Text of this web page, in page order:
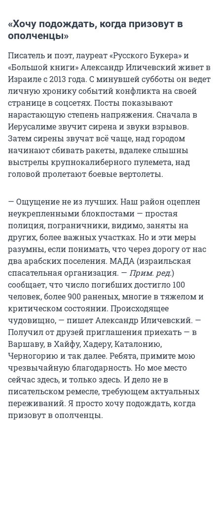
«Хочу подождать, когда призовут в
ополченцы»
Писатель и поэт, лауреат «Русского Букера» и
«Большой книги» Александр Иличевский живет в
Израиле с 2013 года. С минувшей субботы он ведет
личную хронику событий конфликта на своей
странице в соцсетях. Посты показывают
нарастающую степень напряжения. Сначала в
Иерусалиме звучит сирена и звуки взрывов.
Затем сирены звучат всё чаще, над городом
начинают сбивать ракеты, вдалеке слышны
выстрелы крупнокалиберного пулемета, над
головой пролетают боевые вертолеты.
— Ощущение не из лучших. Наш район оцеплен
неукрепленными блокпостами — простая
полиция, пограничники, видимо, заняты на
других, более важных участках. Но и эти меры
разумны, если понимать, что через дорогу от нас
два арабских поселения. МАДА (израильская
спасательная организация. — Прим. ред.)
сообщает, что число погибших достигло 100
человек, более 900 раненых, многие в тяжелом и
критическом состоянии. Происходящее
чудовищно, — пишет Александр Иличевский. —
Получил от друзей приглашения приехать — в
Варшаву, в Хайфу, Хадеру, Каталонию,
Черногорию и так далее. Ребята, примите мою
чрезвычайную благодарность. Но мое место
сейчас здесь, и только здесь. И дело не в
писательском ремесле, требующем актуальных
переживаний. Я просто хочу подождать, когда
призовут в ополченцы.